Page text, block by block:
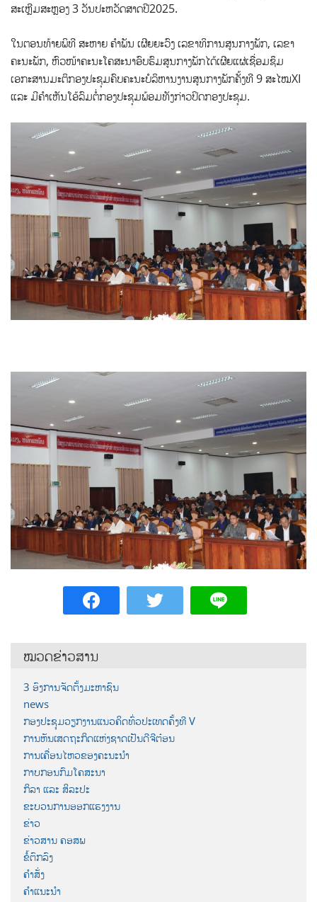
ສະເຫຼີມສະຫຼອງ 3 ວັນປະຫວັດສາດປີ2025.
ໃນຕອນທ້າຍພິທີ ສະຫາຍ ຄຳພັນ ເຜີຍຍະວົງ ເລຂາທິການສູນກາງພັກ, ເລຂາ
ຄະນະພັກ, ຫົວໜ້າຄະນະໂຄສະນາອົບຮົມສູນກາງພັກໄດ້ເຜີຍແຜ່ເຊື່ອມຊຶມ
ເອກະສານມະຕິກອງປະຊຸມຄົບຄະນະບໍລິຫານງານສູນກາງພັກຄັ້ງທີ 9 ສະໄໝXI
ແລະ ມີຄຳເຫັນໂອ້ລົມຕໍ່ກອງປະຊຸມພ້ອມທັງກ່າວປິດກອງປະຊຸມ.
ໝວດຂ່າວສານ
3 ອົງການຈັດຕັ້ງມະຫາຊົນ
news
ກອງປະຊຸມວຽກງານແນວຄິດທົ່ວປະເທດຄັ້ງທີ V
ການຫັນເສດຖະກິດແຫ່ງຊາດເປັນດີຈີຕ໋ອນ
ການເຄື່ອນໄຫວຂອງຄະນະນຳ
ກາບກອນກົມໂຄສະນາ
ກິລາ ແລະ ສິລະປະ
ຂະບວນການອອກແຮງງານ
ຂ່າວ
ຂ່າວສານ ຄອສພ
ຂໍ້ຕົກລົງ
ຄຳສັ່ງ
ຄຳແນະນຳ